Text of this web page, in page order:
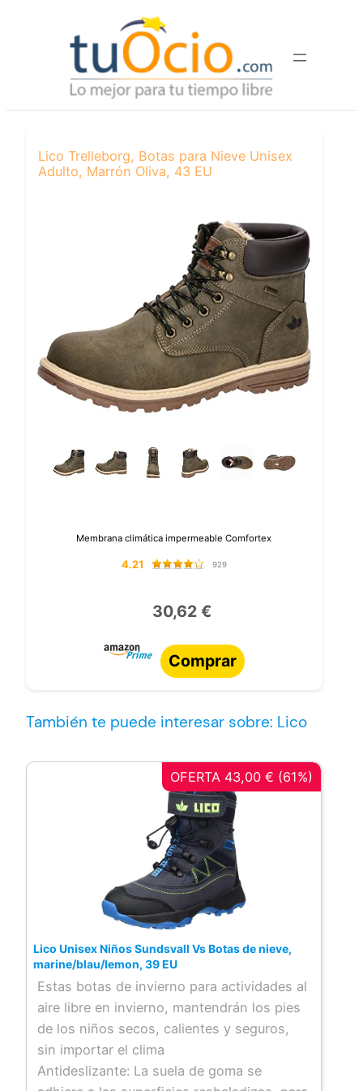
Lico Trelleborg, Botas para Nieve Unisex
Adulto, Marrón Oliva, 43 EU
Membrana climática impermeable Comfortex
4.21 929
30,62 €
Comprar
También te puede interesar sobre: Lico
OFERTA 43,00 € (61%)
Lico Unisex Niños Sundsvall Vs Botas de nieve,
marine/blau/lemon, 39 EU
Estas botas de invierno para actividades al
aire libre en invierno, mantendrán los pies
de los niños secos, calientes y seguros,
sin importar el clima
Antideslizante: La suela de goma se